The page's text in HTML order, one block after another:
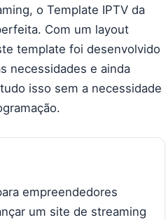
o Template IPTV da
Com um layout
template foi desenvolvido
necessidades e ainda
isso sem a necessidade
empreendedores
um site de streaming